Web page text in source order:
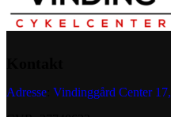
Adresse Vindinggård Center